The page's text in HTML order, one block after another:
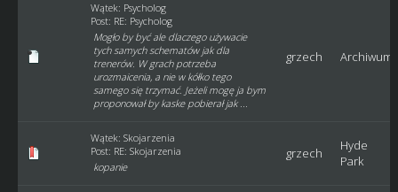
Wątek: Psycholog
Post: RE: Psycholog
Mogło by być ale dlaczego używacie
tych samych schematów jak dla
trenerów. W grach potrzeba
urozmaicenia, a nie w kółko tego
samego się trzymać. Jeżeli mogę ja bym
proponował by kaske pobierał jak ...
grzech Archiwum
Wątek: Skojarzenia
Post: RE: Skojarzenia
kopanie
grzech
Hyde
Park